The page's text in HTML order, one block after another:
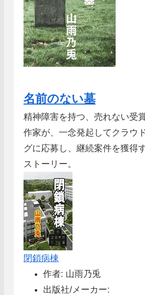
名前のない墓
精神障害を持つ、売れない受
作家が、一念発起してクラウ
グに応募し、継続案件を獲得
ストーリー。
閉鎖病棟
作者: 山雨乃兎
出版社/メーカー: